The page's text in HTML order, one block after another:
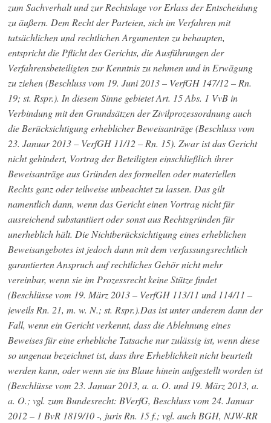
zum Sachverhalt und zur Rechtslage vor Erlass der Entscheidung
zu äußern. Dem Recht der Parteien, sich im Verfahren mit
tatsächlichen und rechtlichen Argumenten zu behaupten,
entspricht die Pflicht des Gerichts, die Ausführungen der
Verfahrensbeteiligten zur Kenntnis zu nehmen und in Erwägung
zu ziehen (Beschluss vom 19. Juni 2013 – VerfGH 147/12 – Rn.
19; st. Rspr.). In diesem Sinne gebietet Art. 15 Abs. 1 VvB in
Verbindung mit den Grundsätzen der Zivilprozessordnung auch
die Berücksichtigung erheblicher Beweisanträge (Beschluss vom
23. Januar 2013 – VerfGH 11/12 – Rn. 15). Zwar ist das Gericht
nicht gehindert, Vortrag der Beteiligten einschließlich ihrer
Beweisanträge aus Gründen des formellen oder materiellen
Rechts ganz oder teilweise unbeachtet zu lassen. Das gilt
namentlich dann, wenn das Gericht einen Vortrag nicht für
ausreichend substantiiert oder sonst aus Rechtsgründen für
unerheblich hält. Die Nichtberücksichtigung eines erheblichen
Beweisangebotes ist jedoch dann mit dem verfassungsrechtlich
garantierten Anspruch auf rechtliches Gehör nicht mehr
vereinbar, wenn sie im Prozessrecht keine Stütze findet
(Beschlüsse vom 19. März 2013 – VerfGH 113/11 und 114/11 –
jeweils Rn. 21, m. w. N.; st. Rspr.).Das ist unter anderem dann der
Fall, wenn ein Gericht verkennt, dass die Ablehnung eines
Beweises für eine erhebliche Tatsache nur zulässig ist, wenn diese
so ungenau bezeichnet ist, dass ihre Erheblichkeit nicht beurteilt
werden kann, oder wenn sie ins Blaue hinein aufgestellt worden ist
(Beschlüsse vom 23. Januar 2013, a. a. O. und 19. März 2013, a.
a. O.; vgl. zum Bundesrecht: BVerfG, Beschluss vom 24. Januar
2012 – 1 BvR 1819/10 -, juris Rn. 15 f.; vgl. auch BGH, NJW-RR